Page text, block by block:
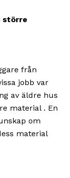
större
från
jobb var
av äldre hus
material . En
om
material